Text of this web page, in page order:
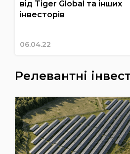
від Tiger Global та інших
інвесторів
06.04.22
Релевантні